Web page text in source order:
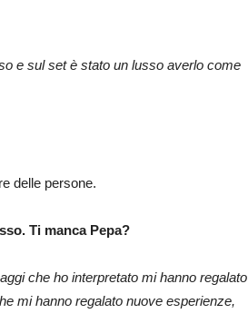
e sul set è stato un lusso averlo come
delle persone.
Ti manca Pepa?
che ho interpretato mi hanno regalato
mi hanno regalato nuove esperienze,